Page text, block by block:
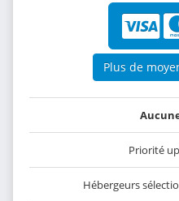
Plus de
Priorité
Hébergeurs